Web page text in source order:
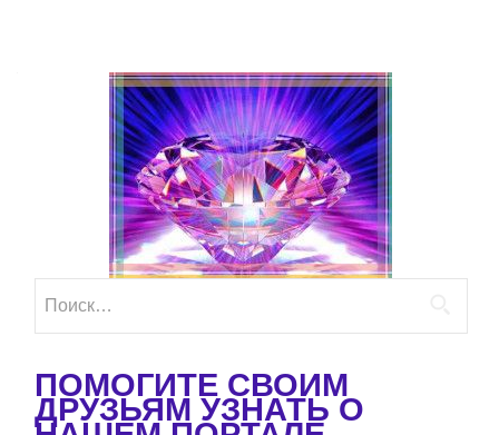
ПОМОГИТЕ СВОИМ
ДРУЗЬЯМ УЗНАТЬ О